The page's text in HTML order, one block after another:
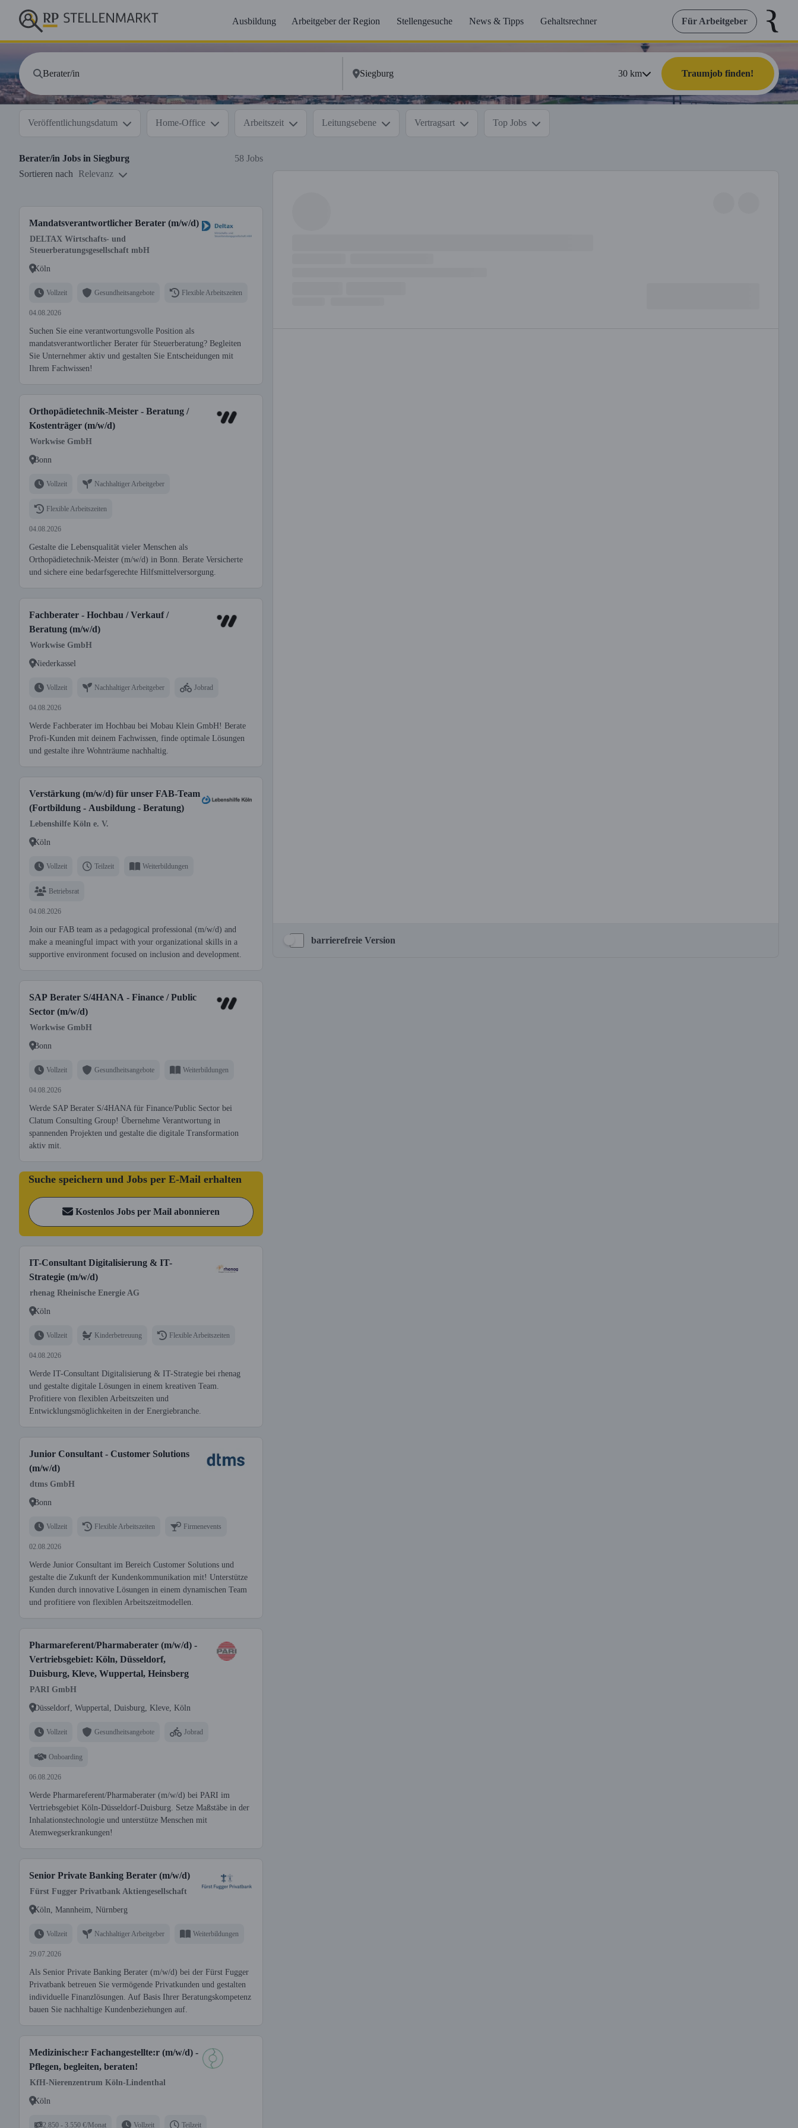
Ausbildung Arbeitgeber der Region Stellengesuche News & Tipps Gehaltsrechner Für Arbeitgeber
30km Traumjob finden!
Veröffentlichungsdatum Home-Office Arbeitszeit Leitungsebene Vertragsart Top Jobs
Berater/in Jobs in Siegburg
58 Jobs
Sortieren nach
Relevanz
Mandatsverantwortlicher Berater (m/w/d)
DELTAX Wirtschafts- und
Steuerberatungsgesellschaft mbH
Köln
Vollzeit Gesundheitsangebote Flexible Arbeitszeiten
04.08.2026
Suchen Sie eine verantwortungsvolle Position als
mandatsverantwortlicher Berater für Steuerberatung? Begleiten
Sie Unternehmer aktiv und gestalten Sie Entscheidungen mit
Ihrem Fachwissen!
Orthopädietechnik-Meister - Beratung /
Kostenträger (m/w/d)
Workwise GmbH
Bonn
Vollzeit Nachhaltiger Arbeitgeber
Flexible Arbeitszeiten
04.08.2026
Gestalte die Lebensqualität vieler Menschen als
Orthopädietechnik-Meister (m/w/d) in Bonn. Berate Versicherte
und sichere eine bedarfsgerechte Hilfsmittelversorgung.
Fachberater - Hochbau / Verkauf /
Beratung (m/w/d)
Workwise GmbH
Niederkassel
Vollzeit Nachhaltiger Arbeitgeber Jobrad
04.08.2026
Werde Fachberater im Hochbau bei Mobau Klein GmbH! Berate
Profi-Kunden mit deinem Fachwissen, finde optimale Lösungen
und gestalte ihre Wohnträume nachhaltig.
Verstärkung (m/w/d) für unser FAB-Team
(Fortbildung - Ausbildung - Beratung)
Lebenshilfe Köln e. V.
Köln
Vollzeit Teilzeit Weiterbildungen
Betriebsrat
04.08.2026
Join our FAB team as a pedagogical professional (m/w/d) and
make a meaningful impact with your organizational skills in a
supportive environment focused on inclusion and development.
SAP Berater S/4HANA - Finance / Public
Sector (m/w/d)
Workwise GmbH
Bonn
Vollzeit Gesundheitsangebote Weiterbildungen
04.08.2026
Werde SAP Berater S/4HANA für Finance/Public Sector bei
Clatum Consulting Group! Übernehme Verantwortung in
spannenden Projekten und gestalte die digitale Transformation
aktiv mit.
Suche speichern und Jobs per E-Mail erhalten
Kostenlos Jobs per Mail abonnieren
IT-Consultant Digitalisierung & IT-
Strategie (m/w/d)
rhenag Rheinische Energie AG
Köln
Vollzeit Kinderbetreuung Flexible Arbeitszeiten
04.08.2026
Werde IT-Consultant Digitalisierung & IT-Strategie bei rhenag
und gestalte digitale Lösungen in einem kreativen Team.
Profitiere von flexiblen Arbeitszeiten und
Entwicklungsmöglichkeiten in der Energiebranche.
Junior Consultant - Customer Solutions
(m/w/d)
dtms GmbH
Bonn
Vollzeit Flexible Arbeitszeiten Firmenevents
02.08.2026
Werde Junior Consultant im Bereich Customer Solutions und
gestalte die Zukunft der Kundenkommunikation mit! Unterstütze
Kunden durch innovative Lösungen in einem dynamischen Team
und profitiere von flexiblen Arbeitszeitmodellen.
Pharmareferent/Pharmaberater (m/w/d) -
Vertriebsgebiet: Köln, Düsseldorf,
Duisburg, Kleve, Wuppertal, Heinsberg
PARI GmbH
Düsseldorf, Wuppertal, Duisburg, Kleve, Köln
Vollzeit Gesundheitsangebote Jobrad
Onboarding
06.08.2026
Werde Pharmareferent/Pharmaberater (m/w/d) bei PARI im
Vertriebsgebiet Köln-Düsseldorf-Duisburg. Setze Maßstäbe in der
Inhalationstechnologie und unterstütze Menschen mit
Atemwegserkrankungen!
Senior Private Banking Berater (m/w/d)
Fürst Fugger Privatbank Aktiengesellschaft
Köln, Mannheim, Nürnberg
Vollzeit Nachhaltiger Arbeitgeber Weiterbildungen
29.07.2026
Als Senior Private Banking Berater (m/w/d) bei der Fürst Fugger
Privatbank betreuen Sie vermögende Privatkunden und gestalten
individuelle Finanzlösungen. Auf Basis Ihrer Beratungskompetenz
bauen Sie nachhaltige Kundenbeziehungen auf.
Medizinische:r Fachangestellte:r (m/w/d) -
Pflegen, begleiten, beraten!
KfH-Nierenzentrum Köln-Lindenthal
Köln
2.850 - 3.550 €/Monat Vollzeit Teilzeit
barrierefreie Version